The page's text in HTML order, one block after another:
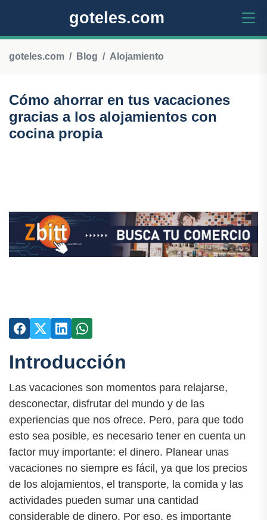
goteles.com
goteles.com Blog Alojamiento
Cómo ahorrar en tus vacaciones
gracias a los alojamientos con
cocina propia
Introducción
Las vacaciones son momentos para relajarse,
desconectar, disfrutar del mundo y de las
experiencias que nos ofrece. Pero, para que todo
esto sea posible, es necesario tener en cuenta un
factor muy importante: el dinero. Planear unas
vacaciones no siempre es fácil, ya que los precios
de los alojamientos, el transporte, la comida y las
actividades pueden sumar una cantidad
considerable de dinero. Por eso, es importante